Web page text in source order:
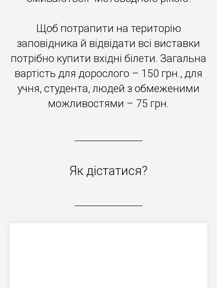
Щоб потрапити на територію
заповідника й відвідати всі виставки
потрібно купити вхідні білети. Загальна
вартість для дорослого – 150 грн., для
учня, студента, людей з обмеженими
можливостями – 75 грн.
Як дістатися?